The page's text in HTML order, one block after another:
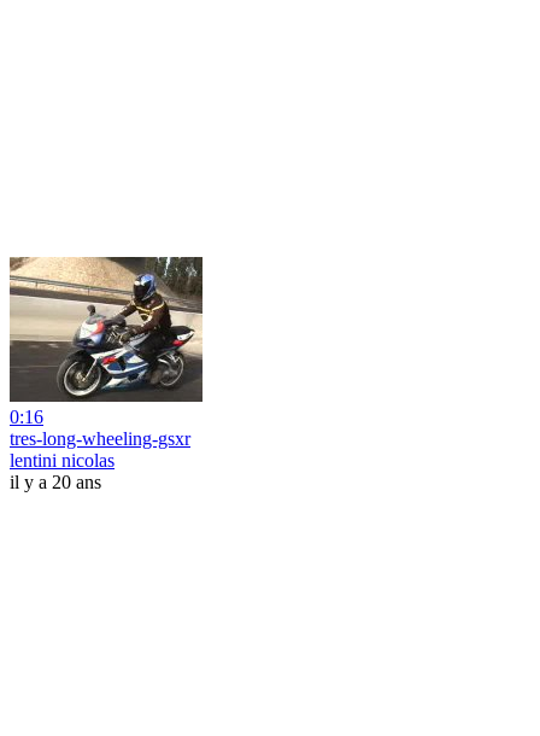
0:16
tres-long-wheeling-gsxr
lentini nicolas
il y a 20 ans